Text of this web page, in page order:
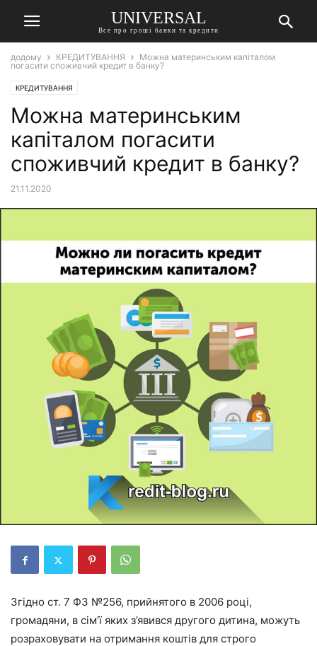
UNIVERSAL
Все про гроші банки та кредити
додому КРЕДИТУВАННЯ
Можна материнським капіталом
погасити споживчий кредит в банку?
КРЕДИТУВАННЯ
Можна материнським
капіталом погасити
споживчий кредит в банку?
21.11.2020
Згідно ст. 7 ФЗ №256, прийнятого в 2006 році,
громадяни, в сім’ї яких з’явився другого дитина, можуть
розраховувати на отримання коштів для строго